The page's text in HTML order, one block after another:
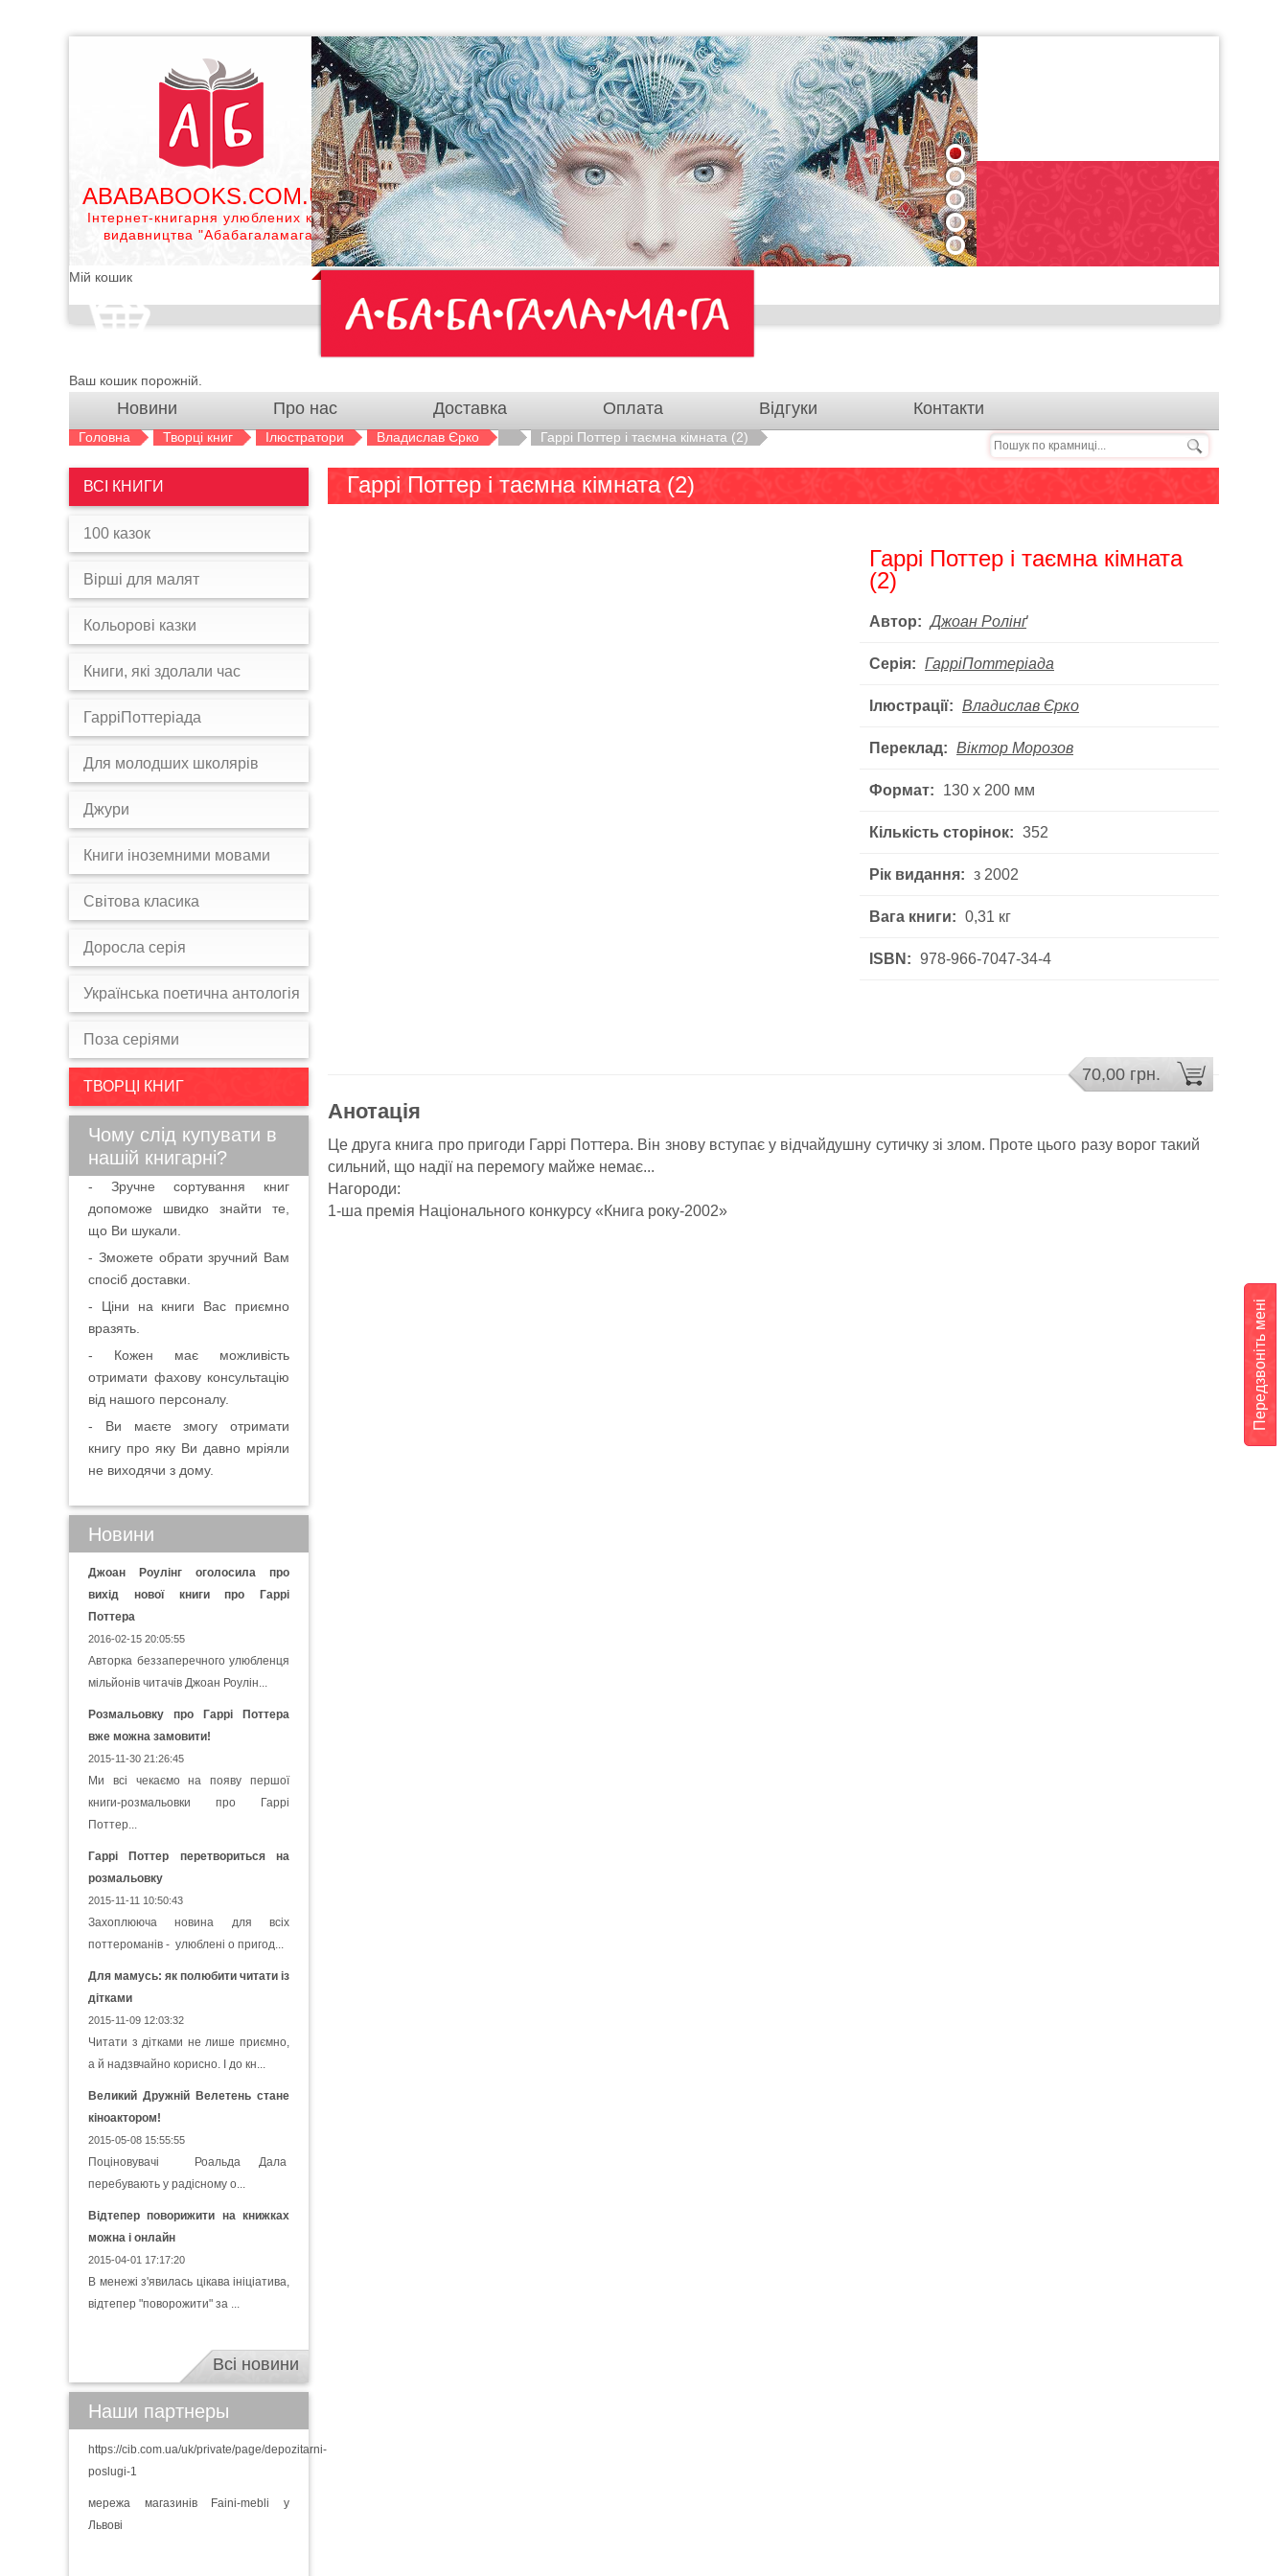
Передзвоніть мені
ABABABOOKS.COM.UA
Інтернет-книгарня улюблених книг
видавництва "Абабагаламага"
1
2
3
4
5
Мій кошик
Ваш кошик порожній.
Новини Про нас Доставка Оплата Відгуки Контакти
Головна Творці книг Ілюстратори Владислав Єрко Гаррі Поттер і таємна кімната (2)
Гаррі Поттер і таємна кімната (2)
Гаррі Поттер і таємна кімната
(2)
Автор: Джоан Ролінґ
Серія: ГарріПоттеріада
Ілюстрації: Владислав Єрко
Переклад: Віктор Морозов
Формат: 130 х 200 мм
Кількість сторінок: 352
Рік видання: з 2002
Вага книги: 0,31 кг
ISBN: 978-966-7047-34-4
70,00 грн.
Анотація
Це друга книга про пригоди Гаррі Поттера. Він знову вступає у відчайдушну сутичку зі злом. Проте цього разу ворог такий
сильний, що надії на перемогу майже немає...
Нагороди:
1-ша премія Національного конкурсу «Книга року-2002»
ВСІ КНИГИ
100 казок
Вірші для малят
Кольорові казки
Книги, які здолали час
ГарріПоттеріада
Для молодших школярів
Джури
Книги іноземними мовами
Світова класика
Доросла серія
Українська поетична антологія
Поза серіями
ТВОРЦІ КНИГ
Чому слід купувати в
нашій книгарні?
- Зручне сортування книг
допоможе швидко знайти те,
що Ви шукали.
- Зможете обрати зручний Вам
спосіб доставки.
- Ціни на книги Вас приємно
вразять.
- Кожен має можливість
отримати фахову консультацію
від нашого персоналу.
- Ви маєте змогу отримати
книгу про яку Ви давно мріяли
не виходячи з дому.
Новини
Джоан Роулінг оголосила про
вихід нової книги про Гаррі
Поттера
2016-02-15 20:05:55
Авторка беззаперечного улюбленця
мільйонів читачів Джоан Роулін...
Розмальовку про Гаррі Поттера
вже можна замовити!
2015-11-30 21:26:45
Ми всі чекаємо на появу першої
книги-розмальовки про Гаррі
Поттер...
Гаррі Поттер перетвориться на
розмальовку
2015-11-11 10:50:43
Захоплююча новина для всіх
поттероманів - улюблені о пригод...
Для мамусь: як полюбити читати із
дітками
2015-11-09 12:03:32
Читати з дітками не лише приємно,
а й надзвчайно корисно. І до кн...
Великий Дружній Велетень стане
кіноактором!
2015-05-08 15:55:55
Поціновувачі Роальда Дала
перебувають у радісному о...
Відтепер поворижити на книжках
можна і онлайн
2015-04-01 17:17:20
В менежі з'явилась цікава ініціатива,
відтепер "поворожити" за ...
Всі новини
Наши партнеры
https://cib.com.ua/uk/private/page/depozitarni-
poslugi-1
мережа магазинів Faini-mebli у
Львові